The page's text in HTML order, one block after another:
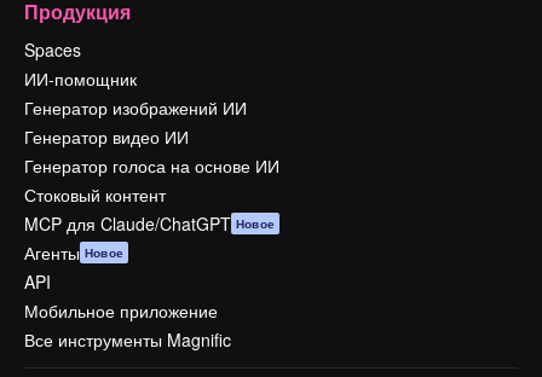
Продукция
Spaces
ИИ-помощник
Генератор изображений ИИ
Генератор видео ИИ
Генератор голоса на основе ИИ
Стоковый контент
MCP для Claude/ChatGPT Новое
Агенты Новое
API
Мобильное приложение
Все инструменты Magnific